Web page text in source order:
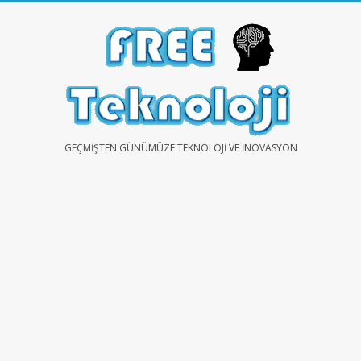
FREEGEÇMIŞTEN GÜNÜMÜZE TEKNOLOJI VE İNOVASYON